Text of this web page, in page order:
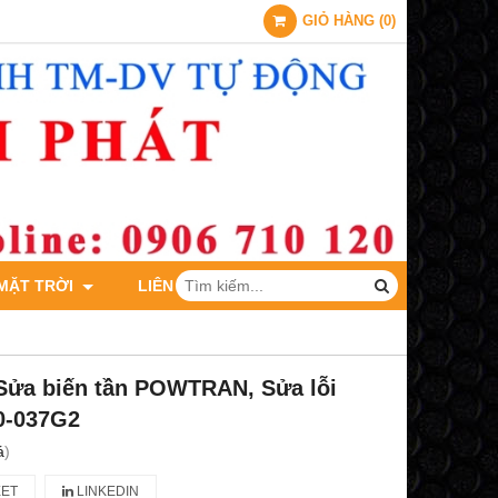
GIỎ HÀNG (0)
TRỜI LIÊN HỆ
biến tần POWTRAN, Sửa lỗi
037G2
)
LINKEDIN